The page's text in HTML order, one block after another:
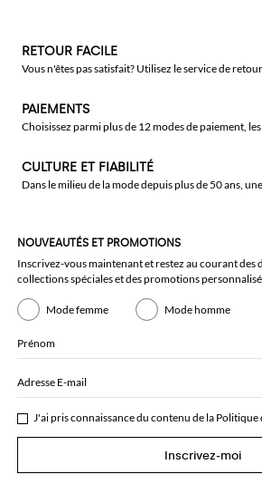
RETOUR FACILE
Vous n'êtes pas satisfait? Utilisez le service de
PAIEMENTS
Choisissez parmi plus de 12 modes de paiement,
CULTURE ET FIABILITÉ
Dans le milieu de la mode depuis plus de 50 ans,
NOUVEAUTÉS ET PROMOTIONS
Inscrivez-vous maintenant et restez au courant des
collections spéciales et des promotions
Mode femme Mode homme
Prénom
Adresse E-mail
J'ai pris connaissance du contenu de la Politique
Inscrivez-moi